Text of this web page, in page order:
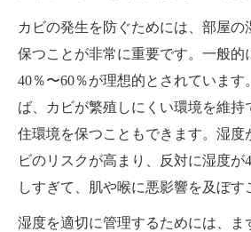
カビの発生を防ぐためには、部屋の
保つことが非常に重要です。一般的
40％〜60％が理想的とされていま
ば、カビが繁殖しにくい環境を維持
住環境を保つこともできます。湿度
ビのリスクが高まり、反対に湿度が
しすぎて、肌や喉に悪影響を及ぼす
湿度を適切に管理するためには、ま